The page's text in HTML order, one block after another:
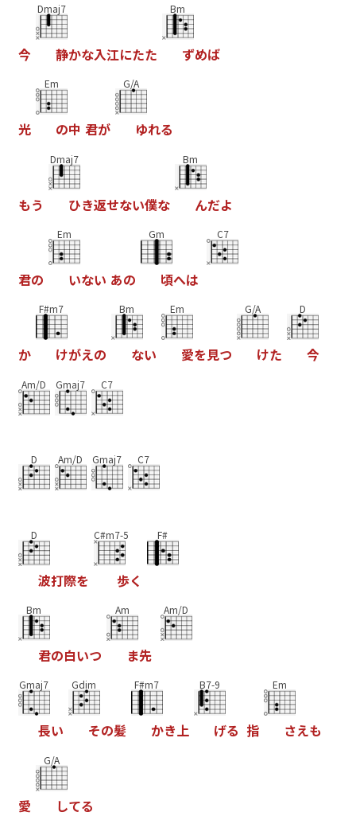
今
Dmaj7
静かな入江にたた
Bm
ずめば
光
Em
の中 君が
G/A
ゆれる
もう
Dmaj7
ひき返せない僕な
Bm
んだよ
君の
Em
いない あの
Gm
頃へは
C7
か
F#m7
けがえの
Bm
ない
Em
愛を見つ
G/A
けた
D
今
Am/D Gmaj7 C7
D Am/D Gmaj7 C7
D
波打際を
C#m7-5
歩く
F#
Bm
君の白いつ
Am
ま先
Am/D
Gmaj7
長い
Gdim
その髪
F#m7
かき上
B7-9
げる 指
Em
さえも
愛
G/A
してる